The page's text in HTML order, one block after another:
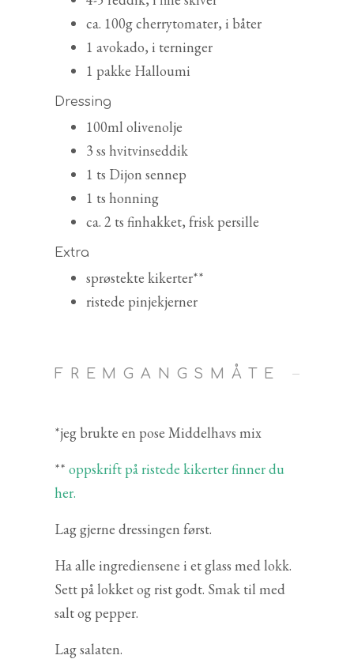
ca. 100g cherrytomater, i båter
1 avokado, i terninger
1 pakke Halloumi
Dressing
100ml olivenolje
3 ss hvitvinseddik
1 ts Dijon sennep
1 ts honning
ca. 2 ts finhakket, frisk persille
Extra
sprøstekte kikerter**
ristede pinjekjerner
FREMGANGSMÅTE
*jeg brukte en pose Middelhavs mix
** oppskrift på ristede kikerter finner du
her.
Lag gjerne dressingen først.
Ha alle ingrediensene i et glass med lokk.
Sett på lokket og rist godt. Smak til med
salt og pepper.
Lag salaten.